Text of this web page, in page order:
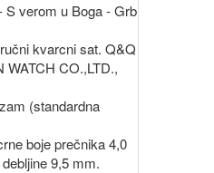
S verom u Boga - Grb
kvarcni sat. Q&Q
WATCH CO.,LTD.,
(standardna
boje prečnika 4,0
9,5 mm.